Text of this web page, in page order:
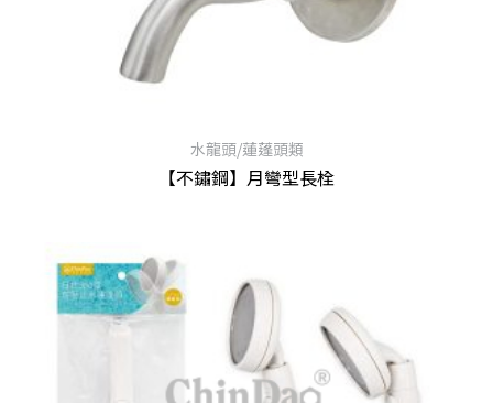
水龍頭/蓮蓬頭類
【不鏽鋼】月彎型長栓